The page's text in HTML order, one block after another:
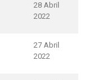
28 Abril
2022
27 Abril
2022